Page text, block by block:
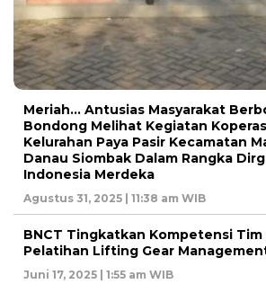
Meriah… Antusias Masyarakat
Bondong Melihat Kegiatan
Kelurahan Paya Pasir Kecamatan
Danau Siombak Dalam Rangka
Indonesia Merdeka
Agustus 31, 2025 | 11:38 am WIB
BNCT Tingkatkan Kompetensi
Pelatihan Lifting Gear
Juni 17, 2025 | 1:55 am WIB